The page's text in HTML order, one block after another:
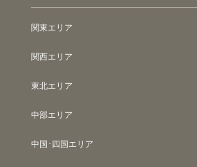
関東エリア
関西エリア
東北エリア
中部エリア
中国･四国エリア